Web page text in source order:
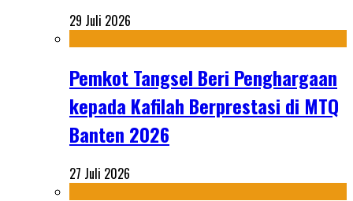
29 Juli 2026
Pemkot Tangsel Beri Penghargaan
kepada Kafilah Berprestasi di MTQ
Banten 2026
27 Juli 2026